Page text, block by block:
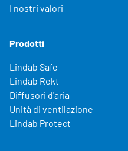
I nostri valori
Prodotti
Lindab Safe
Lindab Rekt
Diffusori d'aria
Unità di ventilazione
Lindab Protect